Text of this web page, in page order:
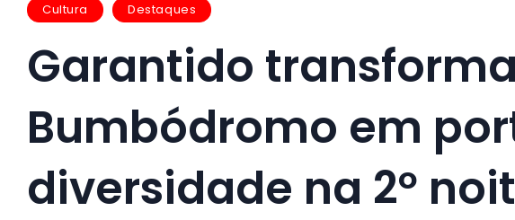
Cultura Destaques
Garantido
Bumbódromo em
diversidade na 2º